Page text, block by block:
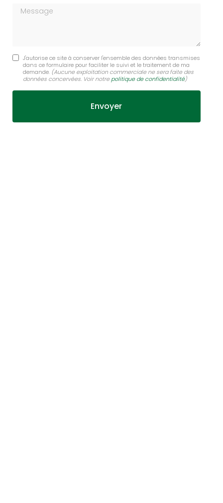
Message
J'autorise ce site à conserver l'ensemble des données transmises
dans ce formulaire pour faciliter le suivi et le traitement de ma
demande. (Aucune exploitation commerciale ne sera faite des
données concervées. Voir notre politique de confidentialité)